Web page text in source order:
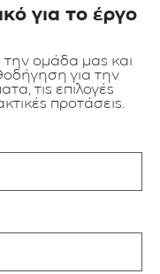
για το έργο
την ομάδα μας και
για την
τις επιλογές
προτάσεις.